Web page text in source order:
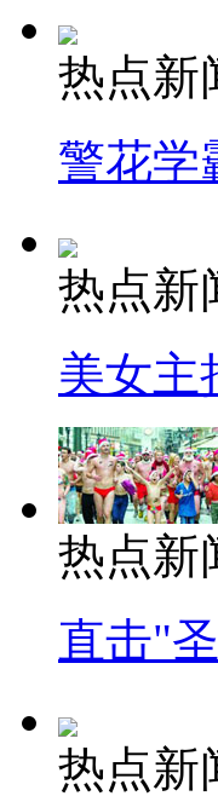
热点新
警花学
热点新
美女主
热点新
直击"
热点新